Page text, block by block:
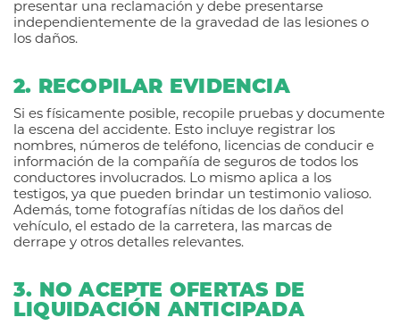
presentar una reclamación y debe presentarse
independientemente de la gravedad de las lesiones o
los daños.
2. RECOPILAR EVIDENCIA
Si es físicamente posible, recopile pruebas y documente
la escena del accidente. Esto incluye registrar los
nombres, números de teléfono, licencias de conducir e
información de la compañía de seguros de todos los
conductores involucrados. Lo mismo aplica a los
testigos, ya que pueden brindar un testimonio valioso.
Además, tome fotografías nítidas de los daños del
vehículo, el estado de la carretera, las marcas de
derrape y otros detalles relevantes.
3. NO ACEPTE OFERTAS DE
LIQUIDACIÓN ANTICIPADA